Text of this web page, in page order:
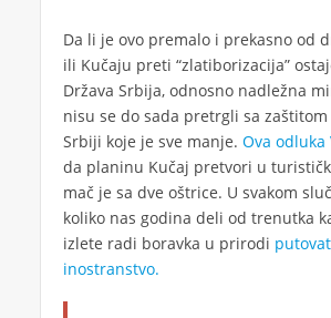
Da li je ovo premalo i prekasno od
ili Kučaju preti “zlatiborizacija”
Država Srbija, odnosno nadležna
nisu se do sada pretrgli sa
Srbiji koje je sve manje. Ova odluka
da planinu Kučaj pretvori u
mač je sa dve oštrice. U svakom
koliko nas godina deli od trenutka
izlete radi boravka u prirodi
inostranstvo.